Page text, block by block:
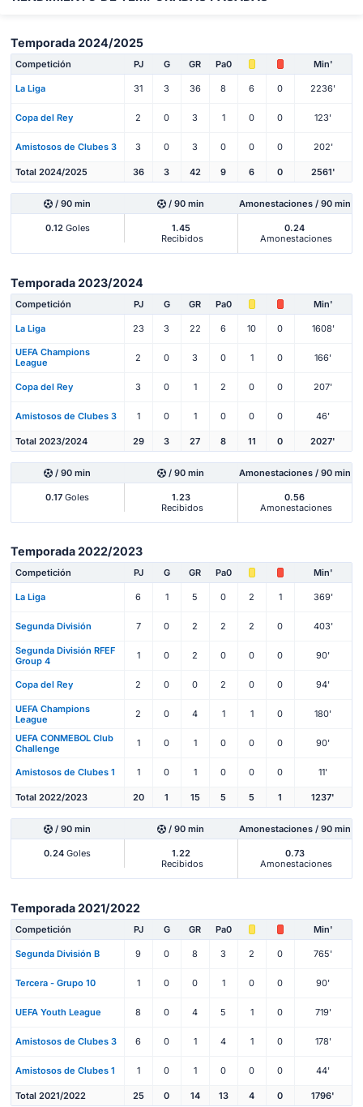
Temporada 2024/2025
Competición PJ G GR Pa0 Min'
La Liga 31 3 36 8 6 0 2236'
Copa del Rey 2 0 3 1 0 0 123'
Amistosos de Clubes 3 3 0 3 0 0 0 202'
Total 2024/2025 36 3 42 9 6 0 2561'
/ 90 min / 90 min Amonestaciones / 90 min
0.12Goles
1.45
Recibidos
0.24
Amonestaciones
Temporada 2023/2024
Competición PJ G GR Pa0 Min'
La Liga 23 3 22 6 10 0 1608'
UEFA Champions
League
2 0 3 0 1 0 166'
Copa del Rey 3 0 1 2 0 0 207'
Amistosos de Clubes 3 1 0 1 0 0 0 46'
Total 2023/2024 29 3 27 8 11 0 2027'
/ 90 min / 90 min Amonestaciones / 90 min
0.17 Goles
1.23
Recibidos
0.56
Amonestaciones
Temporada 2022/2023
Competición PJ G GR Pa0 Min'
La Liga 6 1 5 0 2 1 369'
Segunda División 7 0 2 2 2 0 403'
Segunda División RFEF
Group 4
1 0 2 0 0 0 90'
Copa del Rey 2 0 0 2 0 0 94'
UEFA Champions
League
2 0 4 1 1 0 180'
UEFA CONMEBOL Club
Challenge
1 0 1 0 0 0 90'
Amistosos de Clubes 1 1 0 1 0 0 0 11'
Total 2022/2023 20 1 15 5 5 1 1237'
/ 90 min / 90 min Amonestaciones / 90 min
0.24 Goles
1.22
Recibidos
0.73
Amonestaciones
Temporada 2021/2022
Competición PJ G GR Pa0 Min'
Segunda División B 9 0 8 3 2 0 765'
Tercera - Grupo 10 1 0 0 1 0 0 90'
UEFA Youth League 8 0 4 5 1 0 719'
Amistosos de Clubes 3 6 0 1 4 1 0 178'
Amistosos de Clubes 1 1 0 1 0 0 0 44'
Total 2021/2022 25 0 14 13 4 0 1796'